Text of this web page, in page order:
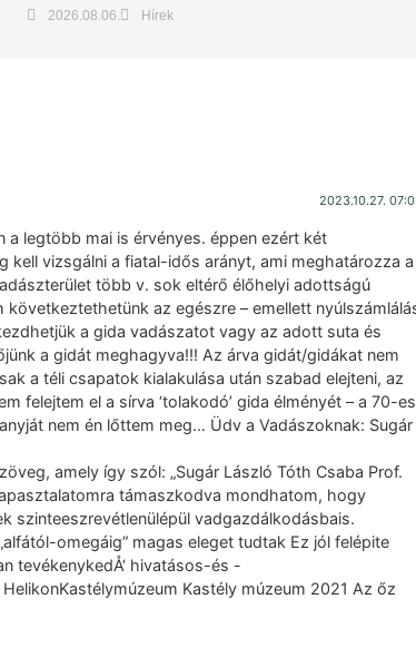
2026.08.06. Hírek
2023.10.27.
a legtöbb mai is érvényes. éppen ezért két
kell vizsgálni a fiatal-idős arányt, ami meghatározza a
több v. sok eltérő élőhelyi adottságú
az egészre – emellett
a gida vadászatot vagy az adott suta és
a gidát meghagyva!!! Az árva gidát/gidákat nem
a téli csapatok kialakulása után szabad elejteni, az
felejtem el a sírva ‘tolakodó’ gida élményét – a 70-es
nem én lőttem meg… Üdv a Vadászoknak: Sugár
amely így szól: „Sugár László Tóth Csaba Prof.
támaszkodva mondhatom, hogy
szinteeszrevétlenülépül vadgazdálkodásbais.
omegáig” magas eleget tudtak Ez jól felépite
tevékenykedÅ‘ hivatásos-és -
Kastély múzeum 2021 Az őz